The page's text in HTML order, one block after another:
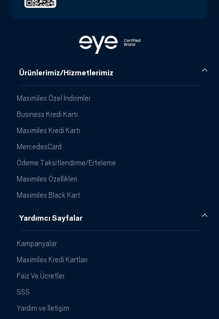
Ürünlerimiz/Hizmetlerimiz
Maximiles Özel İndirimler
Business Kredi Kartı
Maximiles Kredi Kartı
MercedesCard
Ödeme Taksitlendirme/Erteleme
Maximiles Özellikleri
Maximiles Black Kart
Yardımcı Sayfalar
Kampanyalar
Maximiles Kredi Kartları
Faiz Ve Ücretler
SSS
Yardım ve İletişim